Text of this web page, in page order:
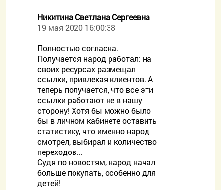
Никитина Светлана Сергеевна
19 мая 2020 16:00:38
Полностью согласна.
Получается народ работал: на
своих ресурсах размещал
ссылки, привлекая клиентов. А
теперь получается, что все эти
ссылки работают не в нашу
сторону! Хотя бы можно было
бы в личном кабинете оставить
статистику, что именно народ
смотрел, выбирал и количество
переходов...
Судя по новостям, народ начал
больше покупать, особенно для
детей!